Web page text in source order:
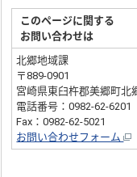
このページに関する
お問い合わせは
北郷地域課
〒889-0901
宮崎県東臼杵郡美郷町北
電話番号：0982-62-6201
Fax：0982-62-5021
お問い合わせフォーム